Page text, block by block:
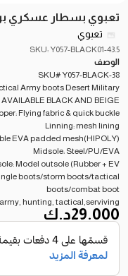
تعبوي بسطار عسكري
تعبوي
SKU: Y057-BLACK01-43.5
الوصف
SKU# Y057-BLACK-38
Army boots Desert Military
AVAILABLE BLACK AND BEIGE
Flying fabric & quick buckle
Linning: mesh lining
EVA padded mesh(HIPOLY)
Midsole: Steel/PU/EVA
Model outsole (Rubber + EV
boots/storm boots/tactical
boots/combat boot
hunting, tactical,serviving
29.000د.ك